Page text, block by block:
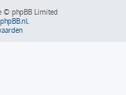
© phpBB Limited
phpBB.nl